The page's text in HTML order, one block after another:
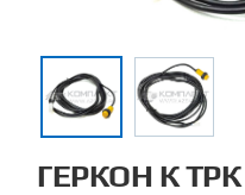
ГЕРКОН К